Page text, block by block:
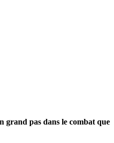
grand pas dans le combat que